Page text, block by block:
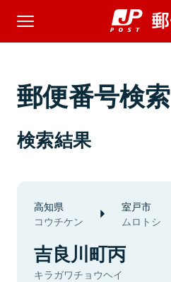
郵便番号検索
検索結果
高知県
コウチケン
室戸市
ムロトシ
吉良川町丙
キラガワチョウヘイ